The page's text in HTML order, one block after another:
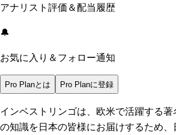
アナリスト評価＆配当履歴
🔔
お気に入り＆フォロー通知
Pro Planとは Pro Planに登録
インベストリンゴは、欧米で活躍する
の知識を日本の皆様にお届けするため、